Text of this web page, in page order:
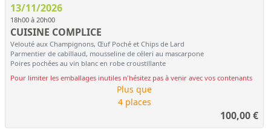
13/11/2026
18h00 à 20h00
CUISINE COMPLICE
Velouté aux Champignons, Œuf Poché et Chips de Lard
Parmentier de cabillaud, mousseline de céleri au mascarpone
Poires pochées au vin blanc en robe croustillante
Pour limiter les emballages inutiles n'hésitez pas à venir avec vos contenants
Plus que
4 places
100,00€